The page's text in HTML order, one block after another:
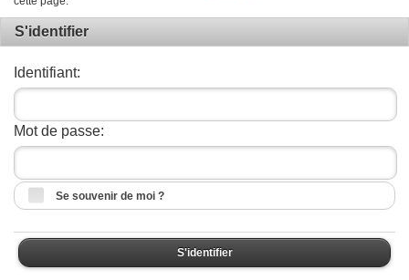
S'identifier
Identifiant:
Mot de passe:
Se souvenir de moi ?
S'identifier